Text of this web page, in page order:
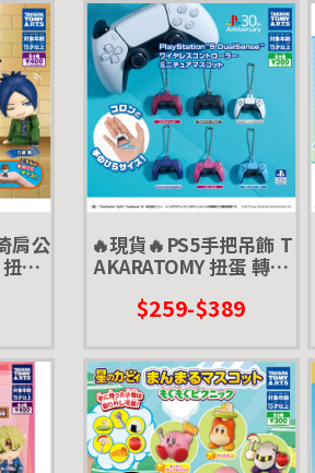
肩公
蛋
🔥現貨🔥PS5手把吊飾 T
AKARATOMY 扭蛋 轉蛋
$259-$389